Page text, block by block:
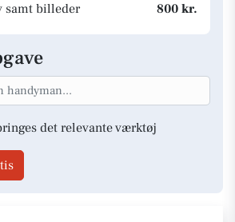
samt billeder
800 kr.
det relevante værktøj